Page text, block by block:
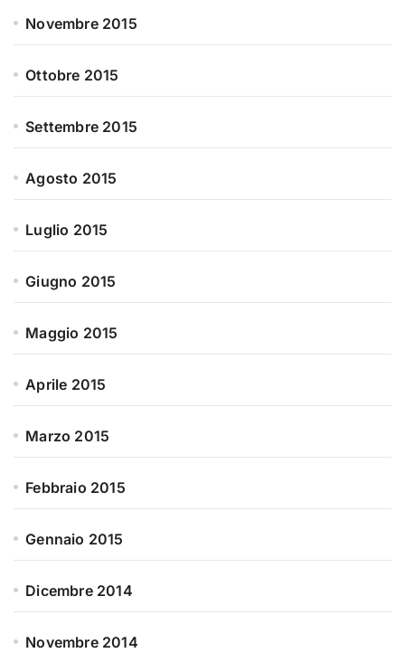
Novembre 2015
Ottobre 2015
Settembre 2015
Agosto 2015
Luglio 2015
Giugno 2015
Maggio 2015
Aprile 2015
Marzo 2015
Febbraio 2015
Gennaio 2015
Dicembre 2014
Novembre 2014